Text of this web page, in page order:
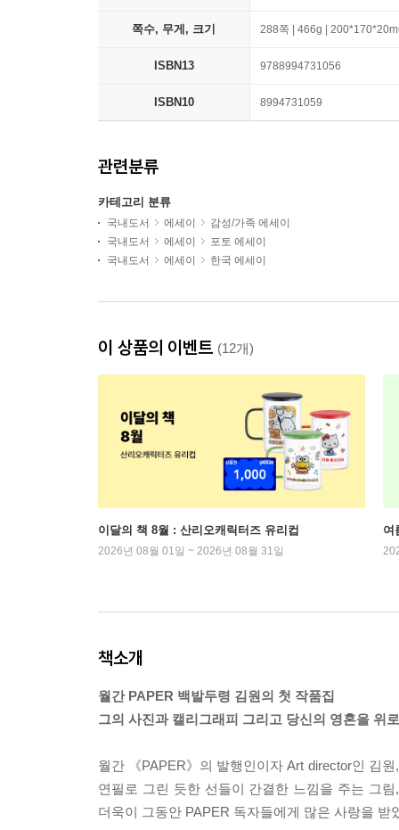
쪽수, 무게, 크기 288쪽 | 466g |
ISBN13 9788994731056
ISBN10 8994731059
관련분류
카테고리 분류
국내도서 에세이
감성/가족 에세이
국내도서
에세이
포토 에세이
국내도서
에세이 한국 에세이
이 상품의 이벤트 (12개)
이달의 책 8월 : 산리오캐릭터즈 유리컵
2026년 08월 01일 ~ 2026년 08월 31일
여
책소개
월간 PAPER 백발두령 김원의 첫 작품집
그의 사진과 캘리그래피 그리고 당신의 영혼을 위
월간 《PAPER》의 발행인이자 Art director인 김
연필로 그린 듯한 선들이 간결한 느낌을 주는 그
더욱이 그동안 PAPER 독자들에게 많은 사랑을